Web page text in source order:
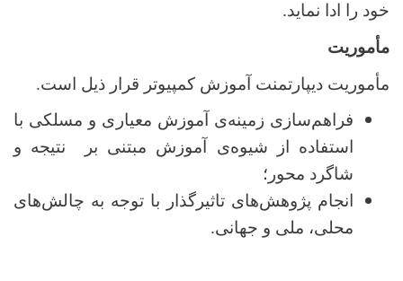
خود را ادا نماید.
مأموریت
مأموریت دیپارتمنت آموزش کمپیوتر قرار ذیل است.
فراهم‌سازی زمینه‌ی آموزش معیاری و مسلکی با
استفاده از شیوه‌ی آموزش مبتنی بر نتیجه و
شاگرد محور؛
انجام پژوهش‌های تاثیرگذار با توجه به چالش‌های
محلی، ملی و جهانی.